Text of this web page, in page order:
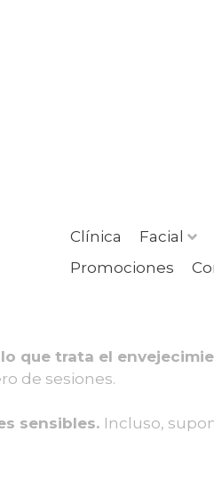
Clínica Facial
Promociones
que trata el
de sesiones.
sensibles. Incluso,